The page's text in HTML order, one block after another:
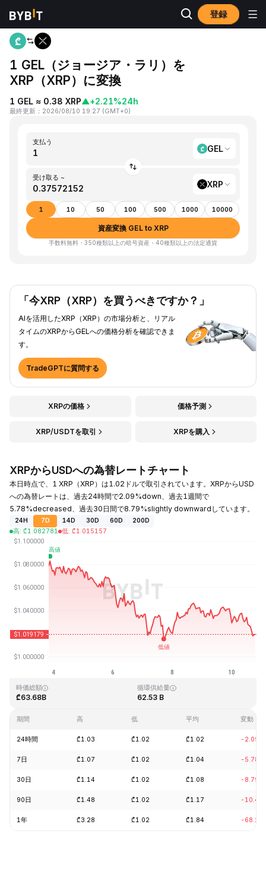
登録
ホーム GEL to XRP
1 GEL（ジョージア・ラリ）を
XRP（XRP）に変換
1 GEL ≈ 0.38 XRP▲+2.21%24h
最終更新 ： 2026/08/10 19:27 (GMT+0)
支払う
GEL
受け取る ~
XRP
1 10 50 100 500 1000 10000
資産変換 GEL to XRP
手数料無料・350種類以上の暗号資産・40種類以上の法定通貨
「今XRP（XRP）を買うべきですか？」
AIを活用したXRP（XRP）の市場分析と、リアル
タイムのXRPからGELへの価格分析を確認できま
す。
TradeGPTに質問する
XRPの価格 価格予測
XRP/USDTを取引 XRPを購入
XRPからUSDへの為替レートチャート
本日時点で、1 XRP（XRP）は1.02ドルで取引されています。XRPからUSD
への為替レートは、過去24時間で2.09%down、過去1週間で
5.78%decreased、過去30日間で8.79%slightly downwardしています。
24H 7D 14D 30D 60D
200D
高: ₾1.082781 低: ₾1.015157
過去最高値
₾0.002686
時価総額
₾63.68B
循環供給量
62.53 B
期間 高 低 平均 変動
24時間 ₾1.03 ₾1.02 ₾1.02 -2.09%
7日 ₾1.07 ₾1.02 ₾1.04 -5.78%
30日 ₾1.14 ₾1.02 ₾1.08 -8.79%
90日 ₾1.48 ₾1.02 ₾1.17 -
1年 ₾3.28 ₾1.02 ₾1.84 -